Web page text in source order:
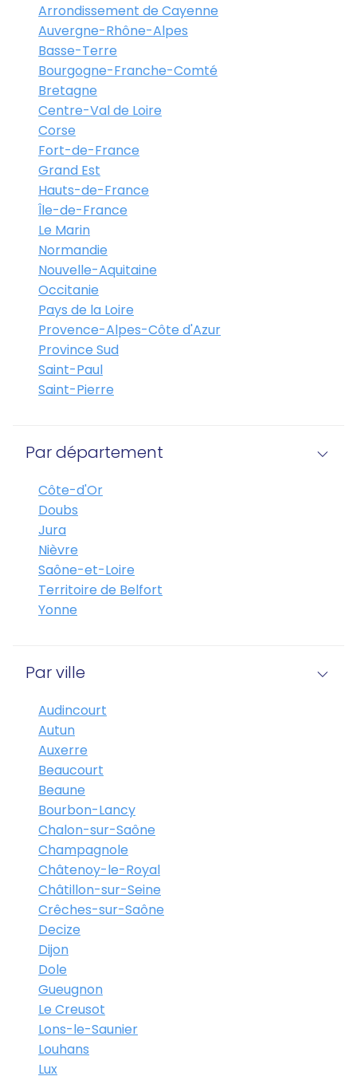
Arrondissement de Cayenne
Auvergne-Rhône-Alpes
Basse-Terre
Bourgogne-Franche-Comté
Bretagne
Centre-Val de Loire
Corse
Fort-de-France
Grand Est
Hauts-de-France
Île-de-France
Le Marin
Normandie
Nouvelle-Aquitaine
Occitanie
Pays de la Loire
Provence-Alpes-Côte d'Azur
Province Sud
Saint-Paul
Saint-Pierre
Par département
Côte-d'Or
Doubs
Jura
Nièvre
Saône-et-Loire
Territoire de Belfort
Yonne
Par ville
Audincourt
Autun
Auxerre
Beaucourt
Beaune
Bourbon-Lancy
Chalon-sur-Saône
Champagnole
Châtenoy-le-Royal
Châtillon-sur-Seine
Crêches-sur-Saône
Decize
Dijon
Dole
Gueugnon
Le Creusot
Lons-le-Saunier
Louhans
Lux